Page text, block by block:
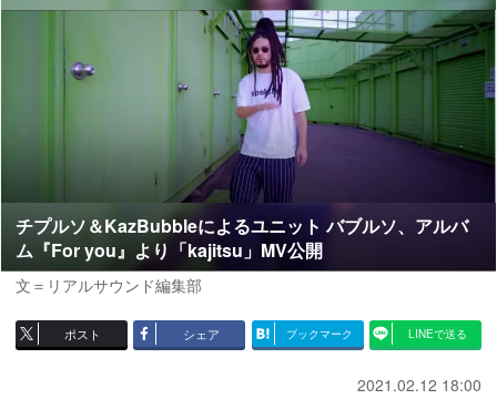
チプルソ＆KazBubbleによるユニット バブルソ、アルバ
ム『For you』より「kajitsu」MV公開
文＝リアルサウンド編集部
ポスト シェア ブックマーク LINEで送る
2021.02.12 18:00